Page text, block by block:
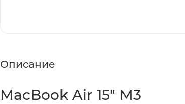
Описание
MacBook Air 15" M3